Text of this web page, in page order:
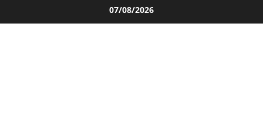
al
07/08/2026